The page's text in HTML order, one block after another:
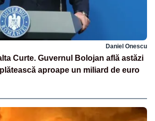
Daniel Onescu
Curte. Guvernul Bolojan află astăzi
aproape un miliard de euro